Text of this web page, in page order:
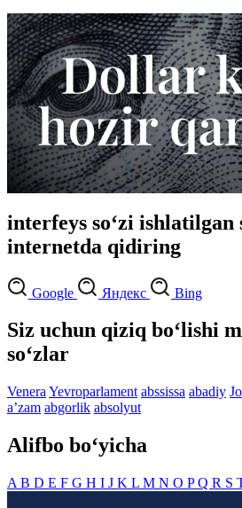
interfeys so‘zi
internetda qidiring
Google Яндекс Bing
Siz uchun qiziq bo‘lishi
so‘zlar
Venera Yevroparlament abssissa abadiy
aʼzam abgorlik absolyut
Alifbo bo‘yicha
A B D E F G H I J K L M N O PQ R S